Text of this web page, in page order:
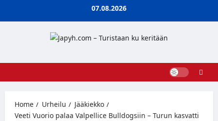
07.08.2026
Home Urheilu
Jääkiekko
Veeti Vuorio palaa Valpellice Bulldogsiin – Turun kasvatti